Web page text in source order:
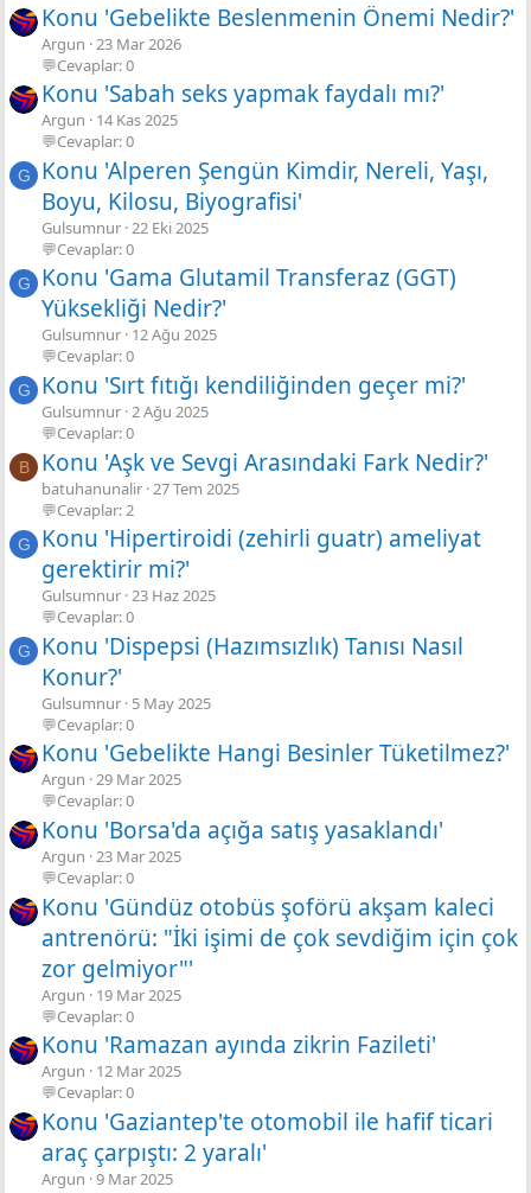
Konu 'Gebelikte Beslenmenin Önemi Nedir?'
Argun
23 Mar 2026
💬Cevaplar: 0
Konu 'Sabah seks yapmak faydalı mı?'
Argun
14 Kas 2025
💬Cevaplar: 0
G
Konu 'Alperen Şengün Kimdir, Nereli, Yaşı,
Boyu, Kilosu, Biyografisi'
Gulsumnur 22 Eki 2025
💬Cevaplar: 0
G
Konu 'Gama Glutamil Transferaz (GGT)
Yüksekliği Nedir?'
Gulsumnur 12 Ağu 2025
💬Cevaplar: 0
G Konu 'Sırt fıtığı kendiliğinden geçer mi?'
Gulsumnur 2 Ağu 2025
💬Cevaplar: 0
B Konu 'Aşk ve Sevgi Arasındaki Fark Nedir?'
batuhanunalir 27 Tem 2025
💬Cevaplar: 2
G
Konu 'Hipertiroidi (zehirli guatr) ameliyat
gerektirir mi?'
Gulsumnur 23 Haz 2025
💬Cevaplar: 0
G
Konu 'Dispepsi (Hazımsızlık) Tanısı Nasıl
Konur?'
Gulsumnur 5 May 2025
💬Cevaplar: 0
Konu 'Gebelikte Hangi Besinler Tüketilmez?'
Argun 29 Mar 2025
💬Cevaplar: 0
Konu 'Borsa'da açığa satış yasaklandı'
Argun 23 Mar 2025
💬Cevaplar: 0
Konu 'Gündüz otobüs şoförü akşam kaleci
antrenörü: "İki işimi de çok sevdiğim için çok
zor gelmiyor"'
Argun
19 Mar 2025
💬Cevaplar: 0
Konu 'Ramazan ayında zikrin Fazileti'
Argun
12 Mar 2025
💬Cevaplar: 0
Konu 'Gaziantep'te otomobil ile hafif ticari
araç çarpıştı: 2 yaralı'
Argun 9 Mar 2025